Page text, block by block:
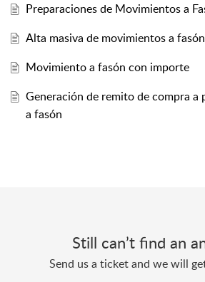
Preparaciones de Movimientos a
Alta masiva de movimientos a fasón
Movimiento a fasón con importe
Generación de remito de compra
a fasón
Still can’t find an
Send us a ticket and we will